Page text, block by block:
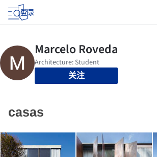
登录
关注
casas